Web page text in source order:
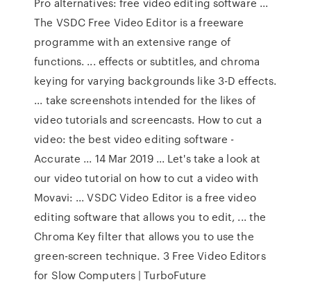
The VSDC Free Video Editor is a freeware
programme with an extensive range of
functions. ... effects or subtitles, and chroma
keying for varying backgrounds like 3-D effects.
... take screenshots intended for the likes of
video tutorials and screencasts. How to cut a
video: the best video editing software -
Accurate ... 14 Mar 2019 ... Let's take a look at
our video tutorial on how to cut a video with
Movavi: ... VSDC Video Editor is a free video
editing software that allows you to edit, ... the
Chroma Key filter that allows you to use the
green-screen technique. 3 Free Video Editors
for Slow Computers | TurboFuture